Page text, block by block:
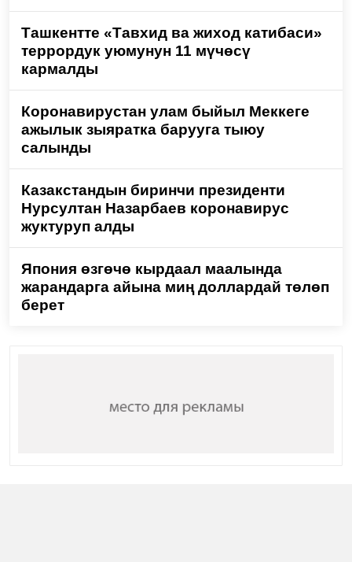
Ташкентте «Тавхид ва жиход катибаси»
террордук уюмунун 11 мүчөсү
кармалды
Коронавирустан улам быйыл Меккеге
ажылык зыяратка барууга тыюу
салынды
Казакстандын биринчи президенти
Нурсултан Назарбаев коронавирус
жуктуруп алды
Япония өзгөчө кырдаал маалында
жарандарга айына миң доллардай төлөп
берет